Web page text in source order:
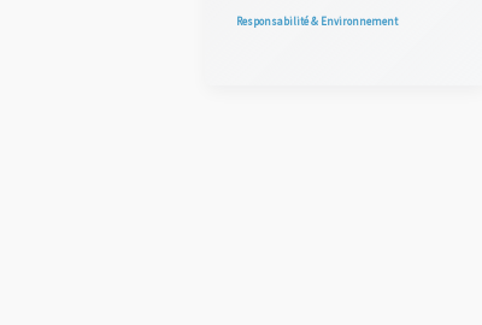
Responsabilité & Environnement